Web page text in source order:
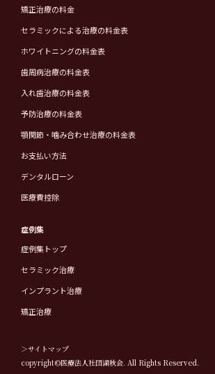
矯正治療の料金
セラミックによる治療の料金表
ホワイトニングの料金表
歯周病治療の料金表
入れ歯治療の料金表
予防治療の料金表
顎関節・噛み合わせ治療の料金表
お支払い方法
デンタルローン
医療費控除
症例集
症例集トップ
セラミック治療
インプラント治療
矯正治療
＞サイトマップ
copyright©医療法人社団湖秋会. All Rights Reserved.